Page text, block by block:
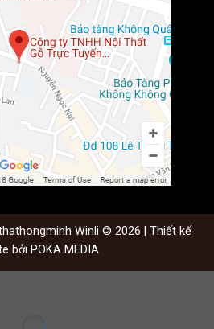
Winli © 2026 | Thiết kế
bởi POKA MEDIA